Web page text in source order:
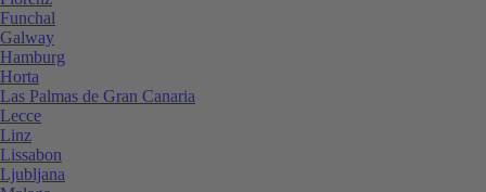
Funchal
Galway
Hamburg
Horta
Las Palmas de Gran Canaria
Lecce
Linz
Lissabon
Ljubljana